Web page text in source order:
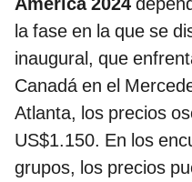
la fase en la que se
inaugural, que
Canadá en el
Atlanta, los precios
US$1.150. En los
grupos, los precios